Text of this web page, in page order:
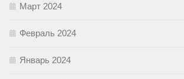
Март 2024
Февраль 2024
Январь 2024